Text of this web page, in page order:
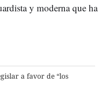
y moderna que ha
a favor de “los